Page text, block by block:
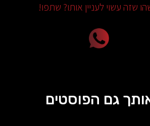
שזה עשוי לעניין אותו? שתפו!
אותך גם הפוסטים